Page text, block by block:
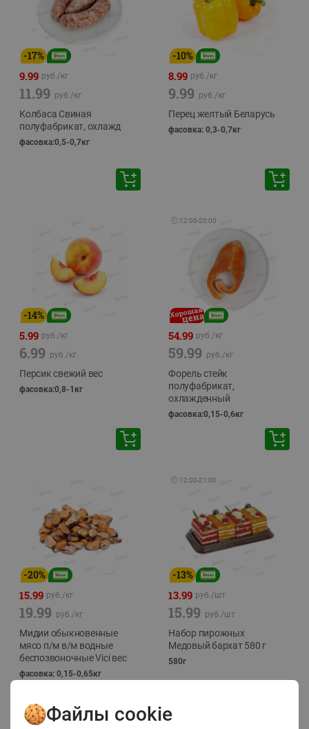
-17%
9.99 руб./кг
11.99 руб./кг
Колбаса Свиная
полуфабрикат, охлажд
фасовка:0,5-0,7кг
-10%
8.99 руб./кг
9.99 руб./кг
Перец желтый Беларусь
фасовка: 0,3-0,7кг
-14%
5.99 руб./кг
6.99 руб./кг
Персик свежий вес
фасовка:0,8-1кг
🕘 12:00-20:00
54.99 руб./кг
59.99 руб./кг
Форель стейк
полуфабрикат,
охлажденный
фасовка:0,15-0,6кг
-20%
15.99 руб./кг
19.99 руб./кг
Мидии обыкновенные
мясо п/м в/м водные
беспозвоночные Vici вес
фасовка: 0,15-0,65кг
🕘 12:00-21:00
-13%
13.99 руб./шт
15.99 руб./шт
Набор пирожных
Медовый бархат 580 г
580г
Файлы cookie